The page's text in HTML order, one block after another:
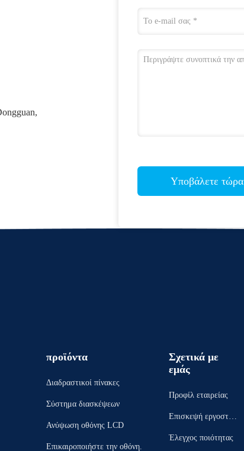
Υποβάλετε τώρα
προϊόντα
Διαδραστικοί πίνακες
Σύστημα διασκέψεων
Ανύψωση οθόνης LCD
Επικαιροποιήστε την οθόνη.
Σχετικά με
εμάς
Προφίλ εταιρείας
Επισκεψή εργοστασί
Έλεγχος ποιότητας